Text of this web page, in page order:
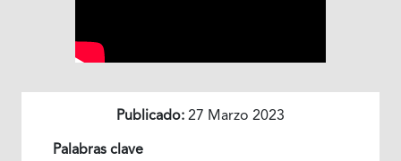
Publicado: 27 Marzo 2023
Palabras clave